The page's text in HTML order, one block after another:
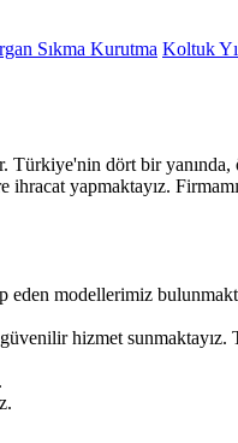
Sıkma Kurutma Koltuk
Türkiye'nin dört bir
ihracat yapmaktayız.
modellerimiz
hizmet